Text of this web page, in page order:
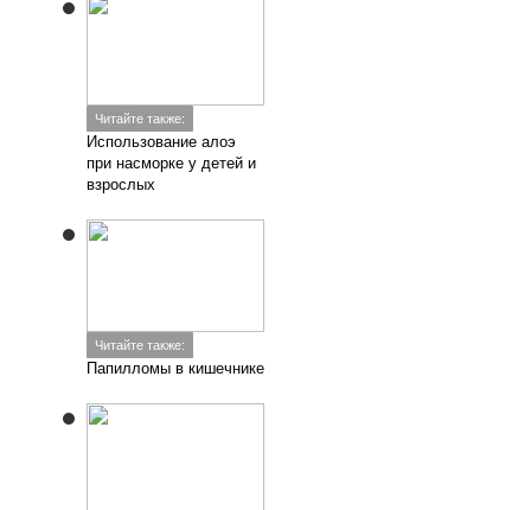
Читайте также:
Использование алоэ
при насморке у детей и
взрослых
Читайте также:
Папилломы в кишечнике